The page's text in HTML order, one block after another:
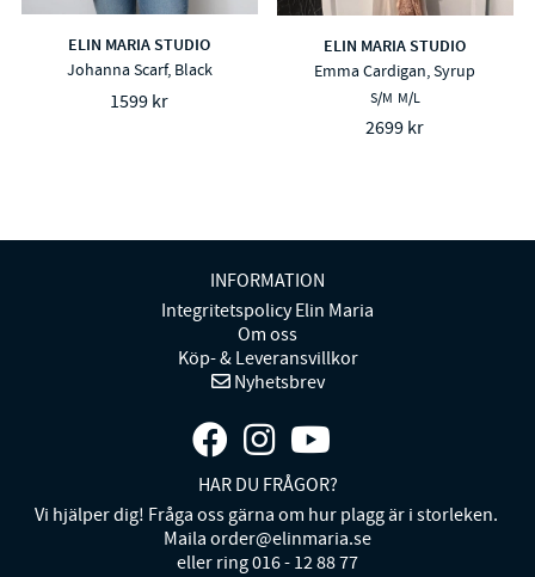
ELIN MARIA STUDIO
Johanna Scarf, Black
1599 kr
ELIN MARIA STUDIO
Emma Cardigan, Syrup
S/M M/L
2699 kr
INFORMATION
Integritetspolicy Elin Maria
Om oss
Köp- & Leveransvillkor
Nyhetsbrev
HAR DU FRÅGOR?
Vi hjälper dig! Fråga oss gärna om hur plagg är i storleken.
Maila order@elinmaria.se
eller ring 016 - 12 88 77